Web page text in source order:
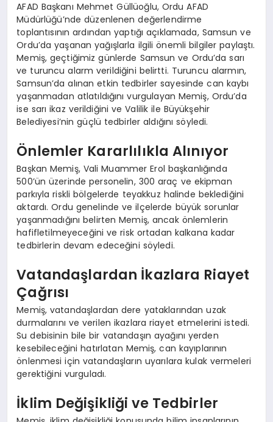
AFAD Başkanı Mehmet Güllüoğlu, Ordu AFAD
Müdürlüğü’nde düzenlenen değerlendirme
toplantısının ardından yaptığı açıklamada, Samsun ve
Ordu’da yaşanan yağışlarla ilgili önemli bilgiler paylaştı.
Memiş, geçtiğimiz günlerde Samsun ve Ordu’da sarı
ve turuncu alarm verildiğini belirtti. Turuncu alarmın,
Samsun’da alınan etkin tedbirler sayesinde can kaybı
yaşanmadan atlatıldığını vurgulayan Memiş, Ordu’da
ise sarı ikaz verildiğini ve Valilik ile Büyükşehir
Belediyesi’nin güçlü tedbirler aldığını söyledi.
Önlemler Kararlılıkla Alınıyor
Başkan Memiş, Vali Muammer Erol başkanlığında
500’ün üzerinde personelin, 300 araç ve ekipman
parkıyla riskli bölgelerde teyakkuz halinde beklediğini
aktardı. Ordu genelinde ve ilçelerde büyük sorunlar
yaşanmadığını belirten Memiş, ancak önlemlerin
hafifletilmeyeceğini ve risk ortadan kalkana kadar
tedbirlerin devam edeceğini söyledi.
Vatandaşlardan İkazlara Riayet
Çağrısı
Memiş, vatandaşlardan dere yataklarından uzak
durmalarını ve verilen ikazlara riayet etmelerini istedi.
Su debisinin bile bir vatandaşın ayağını yerden
kesebileceğini hatırlatan Memiş, can kayıplarının
önlenmesi için vatandaşların uyarılara kulak vermeleri
gerektiğini vurguladı.
İklim Değişikliği ve Tedbirler